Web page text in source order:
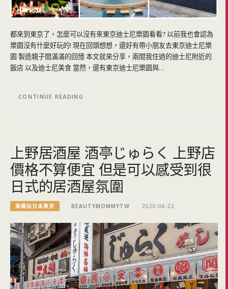
都來到東京了，怎麼可以沒有來東京迪士尼樂園看看? 以前我也會認為
樂園沒有什麼好玩的! 現在回頭想想，還好有帶小朋友去東京迪士尼樂
園 製造親子間滿滿的回憶 本文就來分享，兩間我住過的迪士尼附近的
飯店 以及迪士尼美食 當然，還有東京迪士尼樂園與…
CONTINUE READING
上野居酒屋 酒亭じゅらく 上野店
價格不算便宜 但是可以感受到很
日式的居酒屋氛圍
美媽玩日本東京 BEAUTYMOMMYTW 2020-06-22